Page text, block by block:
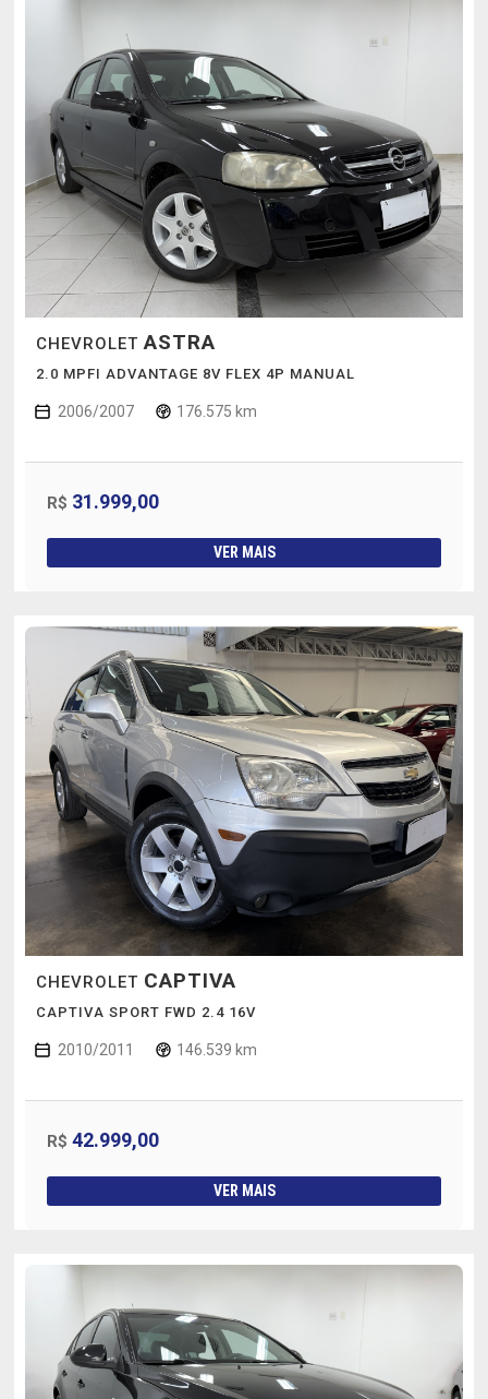
CHEVROLETASTRA
2.0 MPFI ADVANTAGE 8V FLEX 4P MANUAL
2006/2007 176.575 km
R$ 31.999,00
VER MAIS
CHEVROLET CAPTIVA
CAPTIVA SPORT FWD 2.4 16V
2010/2011 146.539 km
R$ 42.999,00
VER MAIS